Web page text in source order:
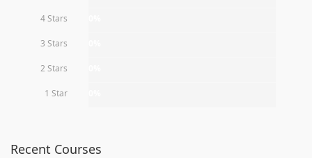
4 Stars
3 Stars
2 Stars
1 Star
Recent Courses